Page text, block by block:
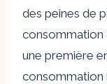
des peines de
consommation
une première
consommation